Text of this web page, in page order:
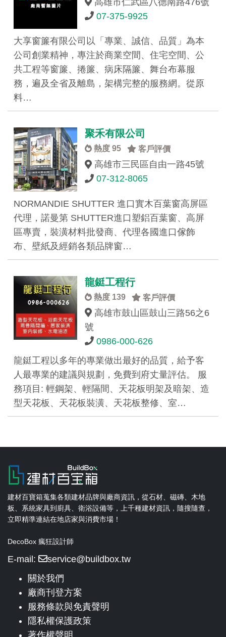
07-375-9925
大享窗簾有限公司以「專業、誠信、品質」為本
公司創業精神，專注於商業空間、住宅空間、公
共工程等窗簾、捲簾、病床隔簾、舞台布幕服
務，遍及全省及離島，架構完整的服務網。從原
料…
聚禾有限公司
熱度 95 客戶評價
高雄市三民區自由一路45號
07-312-8065
NORMANDIE SHUTTER 進口實木百葉窗高屏區
代理，諾曼第 SHUTTER進口塑鋁百葉窗、高屏
區專賣，裝潢材料批發商、代理各國進口傢飾
布、壁紙及經銷各類品牌窗…
龍鋌工程行
熱度 139 客戶評價
高雄市鼓山區鼓山三路56之6
號
0986-000-626
龍鋌工程以多年的專業做出最好的品質，給予客
人最專業的建議與規劃，免費到府丈量評估。 服
務項目: 輕鋼架、輕隔間、天花板明架及暗架、造
型天花板、天花板裝潢、天花板整修、室…
建材百寶箱蒐集各類建材品牌與廠商資訊，從石材、磁磚、木地
板、系統家具到廚具、衛浴設備等，上千種建材資訊，隨搜隨查，
立即精準連結在地店家與消費市場！
DecoBox 瘋狂設計師
E-mail:
service@buildbox.tw
關於我們
廠商刊登方案
服務條款與免責聲明
隱私權保護政策
著作權聲明